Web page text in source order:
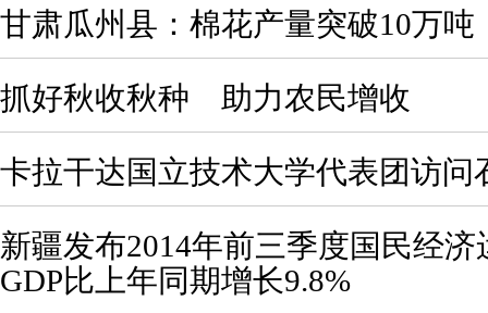
甘肃瓜州县：棉花产量突破10万吨
抓好秋收秋种 助力农民增收
卡拉干达国立技术大学代表团访问
新疆发布2014年前三季度国民经
GDP比上年同期增长9.8%